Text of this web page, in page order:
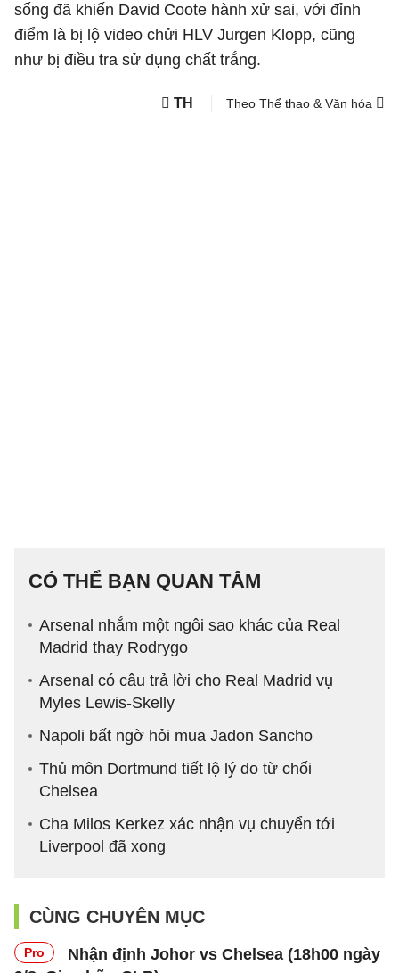
sống đã khiến David Coote hành xử sai, với đỉnh
điểm là bị lộ video chửi HLV Jurgen Klopp, cũng
như bị điều tra sử dụng chất trắng.
TH Theo Thể thao & Văn hóa
CÓ THỂ BẠN QUAN TÂM
Arsenal nhắm một ngôi sao khác của Real
Madrid thay Rodrygo
Arsenal có câu trả lời cho Real Madrid vụ
Myles Lewis-Skelly
Napoli bất ngờ hỏi mua Jadon Sancho
Thủ môn Dortmund tiết lộ lý do từ chối
Chelsea
Cha Milos Kerkez xác nhận vụ chuyển tới
Liverpool đã xong
CÙNG CHUYÊN MỤC
Pro
Nhận định Johor vs Chelsea (18h00 ngày